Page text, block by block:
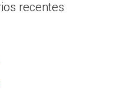
recentes